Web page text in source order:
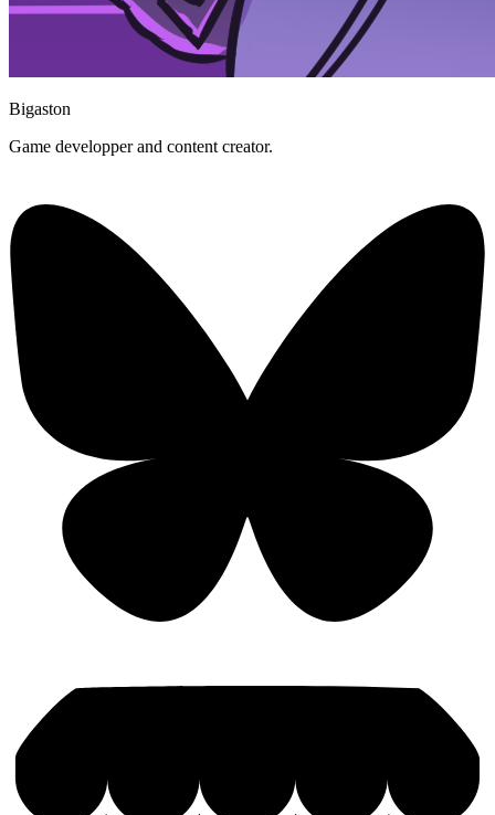
Bigaston
Game developper and content creator.